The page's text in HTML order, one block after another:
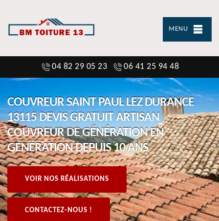
MENU
04 82 29 05 23 06 41 25 94 48
COUVREUR SAINT PAUL LEZ DURANCE
13115 DEVIS GRATUIT ARTISAN
COUVREUR DE GÉNÉRATION EN
GÉNÉRATION DEPUIS 10 ANS
VOIR NOS RÉALISATIONS
CONTACTEZ-NOUS !